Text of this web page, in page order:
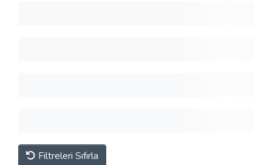
Filtreleri Sıfırla